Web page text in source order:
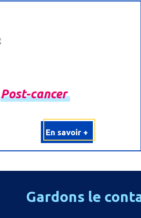
Post-cancer
En savoir +
Gardons le